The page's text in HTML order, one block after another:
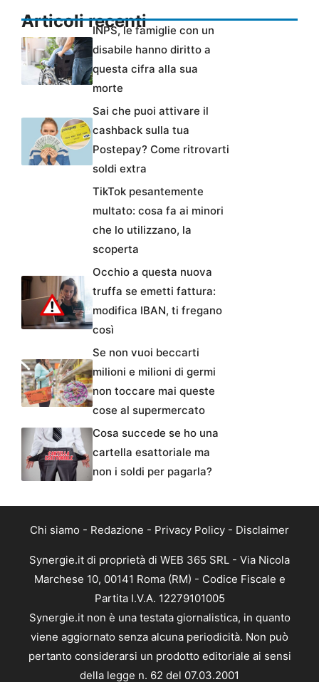
Articoli recentiINPS, le famiglie con un
disabile hanno diritto a
questa cifra alla sua
morte
Sai che puoi attivare il
cashback sulla tua
Postepay? Come ritrovarti
soldi extra
TikTok pesantemente
multato: cosa fa ai minori
che lo utilizzano, la
scoperta
Occhio a questa nuova
truffa se emetti fattura:
modifica IBAN, ti fregano
così
Se non vuoi beccarti
milioni e milioni di germi
non toccare mai queste
cose al supermercato
Cosa succede se ho una
cartella esattoriale ma
non i soldi per pagarla?
Chi siamo - Redazione - Privacy Policy - Disclaimer
Synergie.it di proprietà di WEB 365 SRL - Via Nicola
Marchese 10, 00141 Roma (RM) - Codice Fiscale e
Partita I.V.A. 12279101005
Synergie.it non è una testata giornalistica, in quanto
viene aggiornato senza alcuna periodicità. Non può
pertanto considerarsi un prodotto editoriale ai sensi
della legge n. 62 del 07.03.2001